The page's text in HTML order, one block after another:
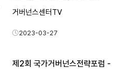
거버넌스센터TV
2023-03-27
제2회 국가거버넌스전략포럼 -